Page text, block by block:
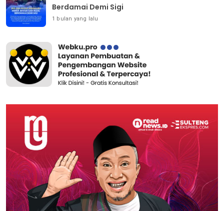
Berdamai Demi Sigi
1 bulan yang lalu